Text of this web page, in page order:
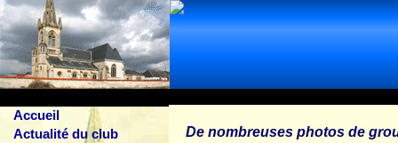
Accueil
Actualité du club
De nombreuses photos de